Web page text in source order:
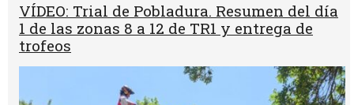
VÍDEO: Trial de Pobladura. Resumen del día
1 de las zonas 8 a 12 de TR1 y entrega de
trofeos